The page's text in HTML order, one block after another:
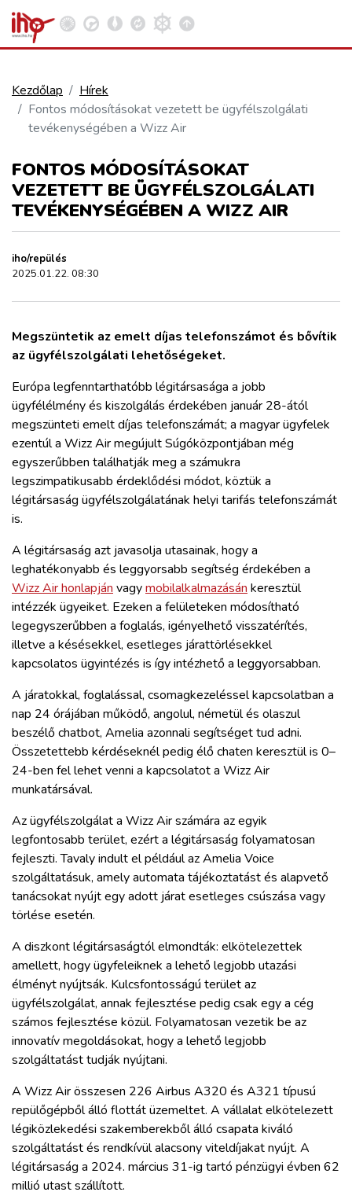
VASÚT
KÖZÚT
REPÜLÉS
KÖZLEKEDÉSFEJLESZTÉS
ZÖLDÚT
HAJÓZÁS
BLOG
ARCHÍVUM
WEBSHOP
BELÉPÉS
REGISZTRÁCIÓ
Kezdőlap
Hírek
Fontos módosításokat vezetett be ügyfélszolgálati
tevékenységében a Wizz Air
FONTOS MÓDOSÍTÁSOKAT
VEZETETT BE ÜGYFÉLSZOLGÁLATI
TEVÉKENYSÉGÉBEN A WIZZ AIR
iho/repülés
2025.01.22. 08:30
Megszüntetik az emelt díjas telefonszámot és bővítik
az ügyfélszolgálati lehetőségeket.
Európa legfenntarthatóbb légitársasága a jobb
ügyfélélmény és kiszolgálás érdekében január 28-ától
megszünteti emelt díjas telefonszámát; a magyar ügyfelek
ezentúl a Wizz Air megújult Súgóközpontjában még
egyszerűbben találhatják meg a számukra
legszimpatikusabb érdeklődési módot, köztük a
légitársaság ügyfélszolgálatának helyi tarifás telefonszámát
is.
A légitársaság azt javasolja utasainak, hogy a
leghatékonyabb és leggyorsabb segítség érdekében a
Wizz Air honlapján vagymobilalkalmazásán keresztül
intézzék ügyeiket. Ezeken a felületeken módosítható
legegyszerűbben a foglalás, igényelhető visszatérítés,
illetve a késésekkel, esetleges járattörlésekkel
kapcsolatos ügyintézés is így intézhető a leggyorsabban.
A járatokkal, foglalással, csomagkezeléssel kapcsolatban a
nap 24 órájában működő, angolul, németül és olaszul
beszélő chatbot, Amelia azonnali segítséget tud adni.
Összetettebb kérdéseknél pedig élő chaten keresztül is 0–
24-ben fel lehet venni a kapcsolatot a Wizz Air
munkatársával.
Az ügyfélszolgálat a Wizz Air számára az egyik
legfontosabb terület, ezért a légitársaság folyamatosan
fejleszti. Tavaly indult el például az Amelia Voice
szolgáltatásuk, amely automata tájékoztatást és alapvető
tanácsokat nyújt egy adott járat esetleges csúszása vagy
törlése esetén.
A diszkont légitársaságtól elmondták: elkötelezettek
amellett, hogy ügyfeleiknek a lehető legjobb utazási
élményt nyújtsák. Kulcsfontosságú terület az
ügyfélszolgálat, annak fejlesztése pedig csak egy a cég
számos fejlesztése közül. Folyamatosan vezetik be az
innovatív megoldásokat, hogy a lehető legjobb
szolgáltatást tudják nyújtani.
A Wizz Air összesen 226 Airbus A320 és A321 típusú
repülőgépből álló flottát üzemeltet. A vállalat elkötelezett
légiközlekedési szakemberekből álló csapata kiváló
szolgáltatást és rendkívül alacsony viteldíjakat nyújt. A
légitársaság a 2024. március 31-ig tartó pénzügyi évben 62
millió utast szállított.